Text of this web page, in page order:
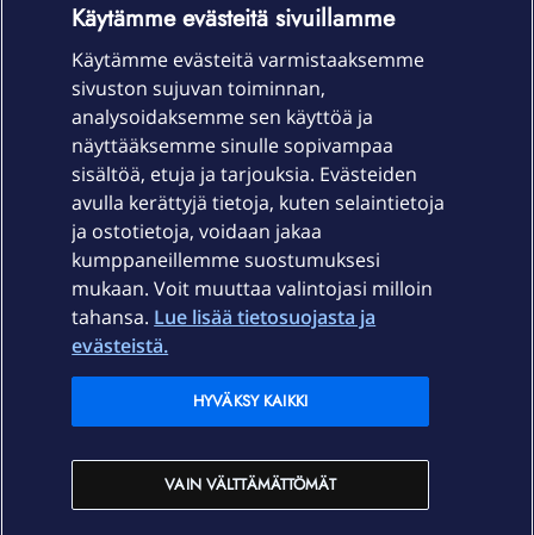
Laitteet & liittymät
Palvelut
Ajankohtaista
Elisa Oyj
In English
Käytämme evästeitä sivuillamme
Käytämme evästeitä varmistaaksemme
sivuston sujuvan toiminnan,
analysoidaksemme sen käyttöä ja
näyttääksemme sinulle sopivampaa
sisältöä, etuja ja tarjouksia. Evästeiden
avulla kerättyjä tietoja, kuten selaintietoja
ja ostotietoja, voidaan jakaa
kumppaneillemme suostumuksesi
mukaan. Voit muuttaa valintojasi milloin
tahansa. Lue lisää tietosuojasta ja
evästeistä.
VAIN VÄLTTÄMÄTTÖMÄT
HYVÄKSY KAIKKI